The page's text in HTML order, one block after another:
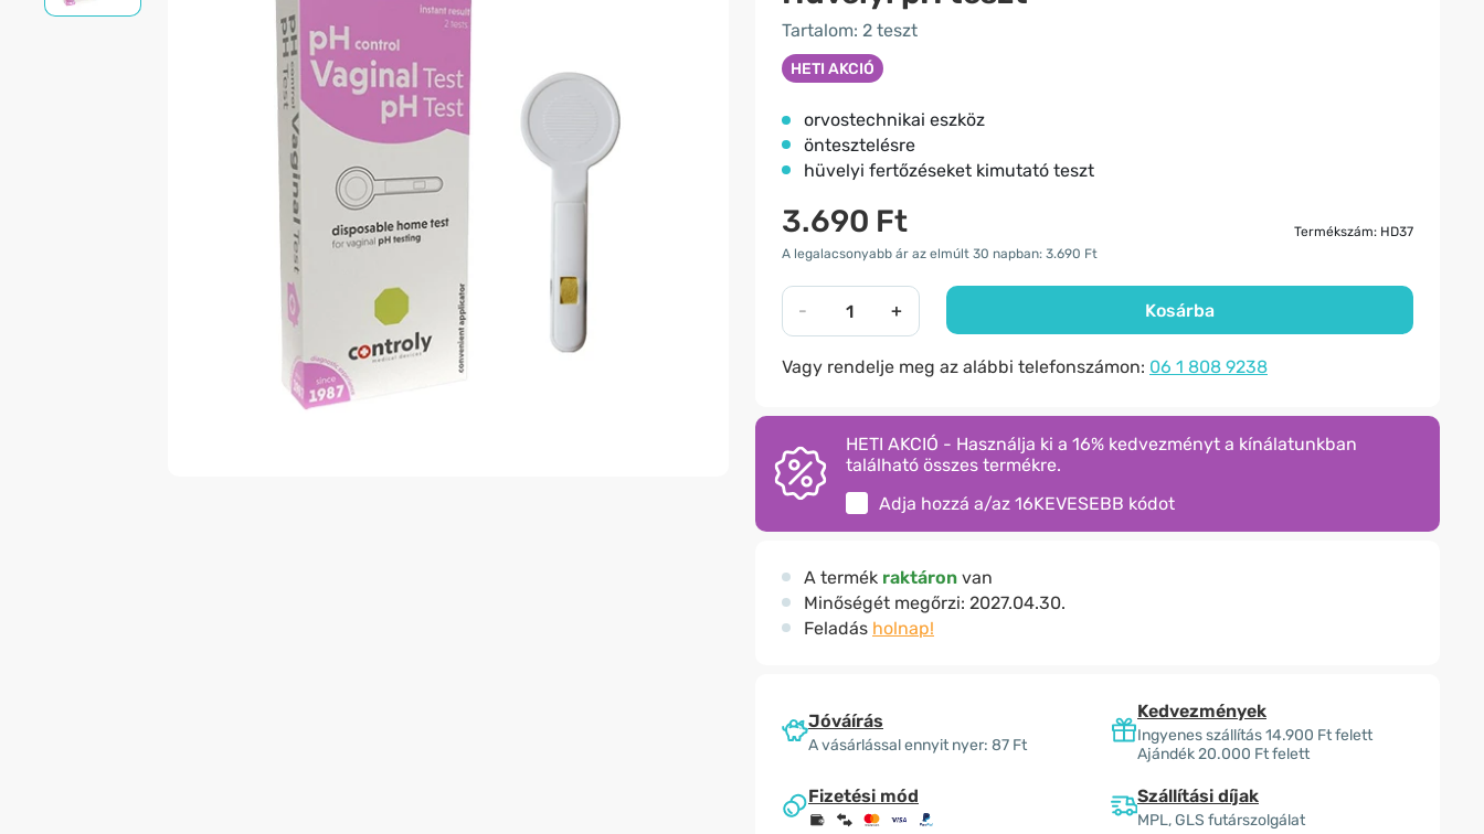
Tartalom: 2 teszt
HETI AKCIÓ
orvostechnikai eszköz
öntesztelésre
hüvelyi fertőzéseket kimutató teszt
3.690 Ft
Termékszám: HD37
A legalacsonyabb ár az elmúlt 30 napban: 3.690 Ft
- + Kosárba
Vagy rendelje meg az alábbi telefonszámon: 06 1 808 9238
HETI AKCIÓ - Használja ki a 16% kedvezményt a kínálatunkban
található összes termékre.
Adja hozzá a/az 16KEVESEBB kódot
A termék raktáron van
Minőségét megőrzi: 2027.04.30.
Feladás holnap!
Jóváírás
A vásárlással ennyit nyer: 87 Ft
Kedvezmények
Ingyenes szállítás 14.900 Ft felett
Ajándék 20.000 Ft felett
Fizetési mód Szállítási díjak
MPL, GLS futárszolgálat